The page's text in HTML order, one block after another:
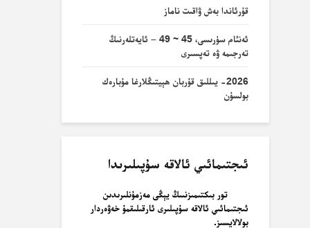
قۇرئاندا بەش ۋاقىت ناماز
ئەنئام سۈرىسى، 45 ~ 49 – ئايەتلەرنىڭ
تەرجىمە ۋە تەپسىرى
2026- يىللىق قۇربان ھېيتىڭلارغا مۇبارەك
بولسۇن
ئىجتىمائىي ئالاقە سۇپىلىرىدا
تور بىكتىمىزنىىڭ يېڭى مەزمۇنلىرىدىن
ئىجتىمائىي ئالاقە سۇپىلىرى ئارقىلىقمۇ خەۋەردار
بولالايسىز.